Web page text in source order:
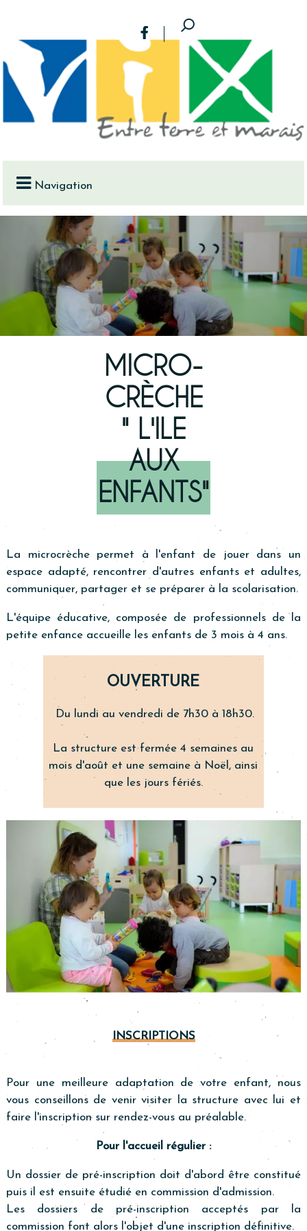
Navigation
MICRO-
CRÈCHE
" L'ILE
AUX
ENFANTS"
La microcrèche permet à l'enfant de jouer dans un
espace adapté, rencontrer d'autres enfants et adultes,
communiquer, partager et se préparer à la scolarisation.
L'équipe éducative, composée de professionnels de la
petite enfance accueille les enfants de 3 mois à 4 ans.
OUVERTURE
Du lundi au vendredi de 7h30 à 18h30.
La structure est fermée 4 semaines au
mois d'août et une semaine à Noël, ainsi
que les jours fériés.
INSCRIPTIONS
Pour une meilleure adaptation de votre enfant, nous
vous conseillons de venir visiter la structure avec lui et
faire l'inscription sur rendez-vous au préalable.
Pour l'accueil régulier :
Un dossier de pré-inscription doit d'abord être constitué
puis il est ensuite étudié en commission d'admission.
Les dossiers de pré-inscription acceptés par la
commission font alors l'objet d'une inscription définitive.